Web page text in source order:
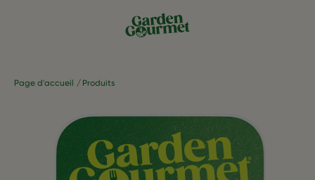
Page d'accueil Produits